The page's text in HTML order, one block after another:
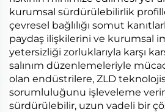
kurumsal sürdürülebilirlik
çevresel bağlılığı somut
paydaş ilişkilerini ve kurumsal
yetersizliği zorluklarıyla karşı
salınım düzenlemeleriyle
olan endüstrilere, ZLD
sorumluluğunu işleveleme
sürdürülebilir, uzun vadeli bir